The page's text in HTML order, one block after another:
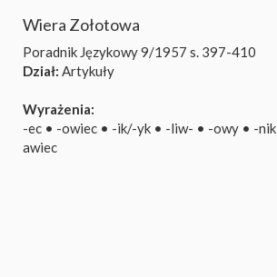
Wiera Zołotowa
Poradnik Językowy 9/1957 s. 397-410
Dział: Artykuły
Wyrażenia:
-ec • -owiec • -ik/-yk • -liw- • -owy • -nik
awiec